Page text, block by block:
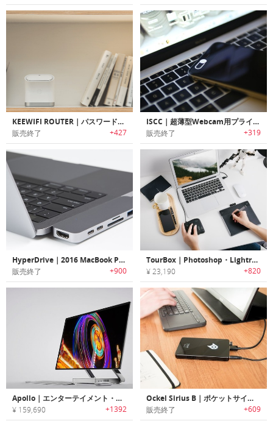
KEEWIFI ROUTER｜パスワード入力不要のパワフルWi-Fiルーター
販売終了 +427
ISCC｜超薄型Webcam用プライバシーカバー「インテリジェントセキュリティカメラカバー」
販売終了 +319
HyperDrive｜2016 MacBook Pro用ハイスピードアダプター「ハイパードライブ」
販売終了 +900
TourBox｜Photoshop・Lightroom作業に最適な画像処理ソフトウェア用クリエイティブコントローラー「ツアーボックス」
¥ 23,190 +820
Apollo｜エンターテイメント・デザインに最適な４Kタッチスクリーンコンピューター「アポロ」
¥ 159,690 +1392
Ockel Sirius B｜ポケットサイズWindows 10搭載PC「シリウスB」
販売終了 +609